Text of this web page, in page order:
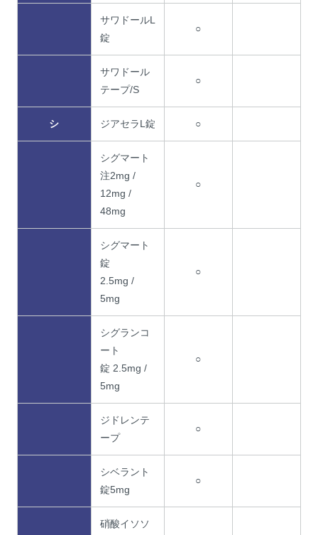
サワドールL
錠
○
サワドール
テープ/S
○
シ ジアセラL錠 ○
シグマート
注2mg /
12mg /
48mg
○
シグマート
錠
2.5mg /
5mg
○
シグランコ
ート
錠 2.5mg /
5mg
○
ジドレンテ
ープ
○
シベラント
錠5mg
○
硝酸イソソ